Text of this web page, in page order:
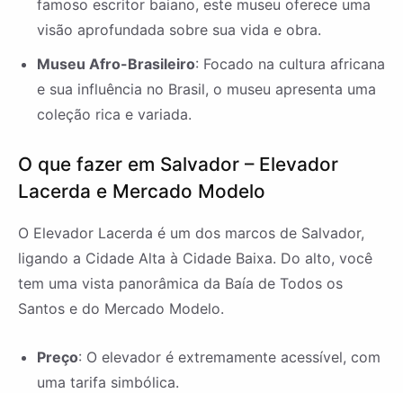
famoso escritor baiano, este museu oferece uma
visão aprofundada sobre sua vida e obra.
Museu Afro-Brasileiro: Focado na cultura africana
e sua influência no Brasil, o museu apresenta uma
coleção rica e variada.
O que fazer em Salvador – Elevador
Lacerda e Mercado Modelo
O Elevador Lacerda é um dos marcos de Salvador,
ligando a Cidade Alta à Cidade Baixa. Do alto, você
tem uma vista panorâmica da Baía de Todos os
Santos e do Mercado Modelo.
Preço: O elevador é extremamente acessível, com
uma tarifa simbólica.